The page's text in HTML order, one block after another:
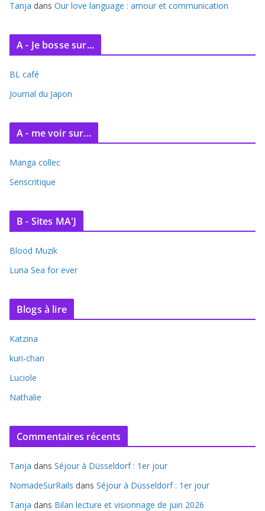
Tanja dans Our love language : amour et communication
A - Je bosse sur...
BL café
Journal du Japon
A - me voir sur...
Manga collec
Senscritique
B - Sites MA'J
Blood Muzik
Luna Sea for ever
Blogs à lire
Katzina
kuri-chan
Luciole
Nathalie
Commentaires récents
Tanja dans Séjour à Düsseldorf : 1er jour
NomadeSurRails dans Séjour à Düsseldorf : 1er jour
Tanja dans Bilan lecture et visionnage de juin 2026